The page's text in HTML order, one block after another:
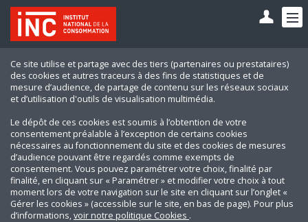
Ce site utilise et partage avec des tiers (partenaires ou prestataires)
des cookies et autres traceurs à des fins de statistiques et de
mesure d’audience, de partage de contenu sur les réseaux sociaux
et d’utilisation d'outils de visualisation multimédia.
Le dépôt de ces cookies est soumis à l’obtention de votre
consentement préalable à l’exception de certains cookies
nécessaires au fonctionnement du site et des cookies de mesures
d’audience pouvant être regardés comme exempts de
consentement. Vous pouvez paramétrer votre choix, finalité par
finalité, en cliquant sur « Paramétrer » et modifier votre choix à tout
moment lors de votre navigation sur le site en cliquant sur l’onglet «
Gérer les cookies » (accessible sur le site, en bas de page). Pour plus
d’informations,voir notre politique Cookies .